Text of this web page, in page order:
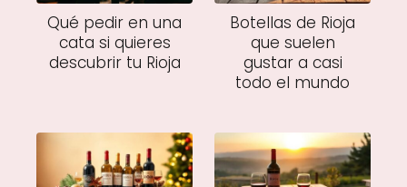
Qué pedir en una
cata si quieres
descubrir tu Rioja
Botellas de Rioja
que suelen
gustar a casi
todo el mundo